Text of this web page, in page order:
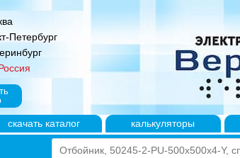
Петербург
скачать каталог калькуляторы